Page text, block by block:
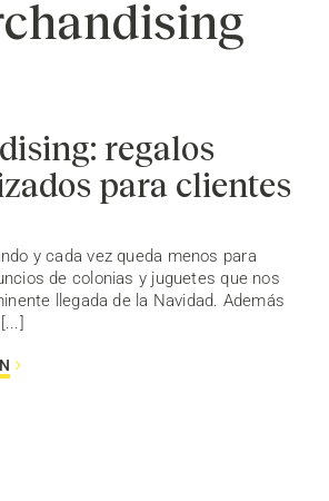
regalos
para clientes
y cada vez queda menos para
de colonias y juguetes que nos
llegada de la Navidad. Además